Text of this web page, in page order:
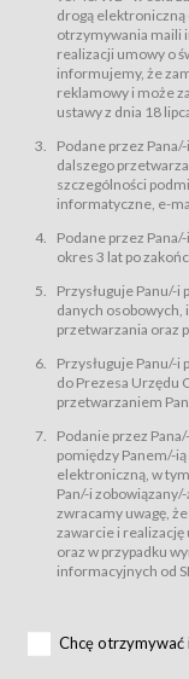
świadczenia
zastrzeżeniem
zasady
przetwarzania
będących
świadczy Usługi
2002 r. o
1204, z późń. zm.).
usługę
usługę
usługę
usługę
usługę
dnia 18 lipca 2002 r.
r., Nr 144, poz. 1204,
Na zasadach
Usługobiorca przed
zapoznać się z
usługi newsletter
zamieszczonego na
Usługobiorców
Usługobiorca
od chwili
Regulamin jest
Warunki techniczne
drogą elektroniczną
otrzymywania maili
realizacji umowy o
informujemy, że
reklamowy i może
ustawy z dnia 18
Podane przez
dalszego
szczególności
informatyczne, e-
Podane przez
okres 3 lat po
Przysługuje Panu/-i
danych osobowych,
przetwarzania oraz
Przysługuje Panu/-i
do Prezesa Urzędu
przetwarzaniem
Podanie przez
pomiędzy Panem/-
elektroniczną, w
Pan/-i
zwracamy uwagę,
zawarcie i
oraz w przypadku
informacyjnych od
Chcę otrzymywać